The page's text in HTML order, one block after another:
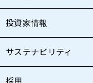
投資家情報
サステナビリティ